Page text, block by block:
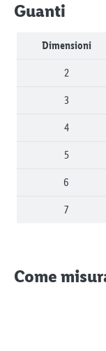
Guanti
Dimensioni
2
3
4
5
6
7
Come